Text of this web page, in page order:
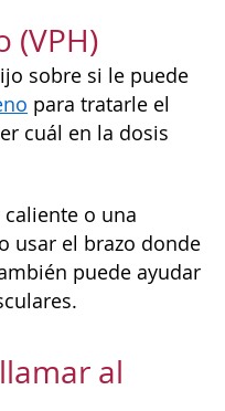
(VPH)
sobre si le puede
para tratarle el
cuál en la dosis
o una
usar el brazo donde
puede ayudar
al